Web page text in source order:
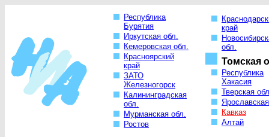
Республика
Бурятия
Иркутская обл.
Кемеровская обл.
Красноярский
край
ЗАТО
Железногорск
Калининградская
обл.
Мурманская обл.
Ростов
край
обл.
Томская
Республика
Хакасия
Тверская
Кавказ
Алтай